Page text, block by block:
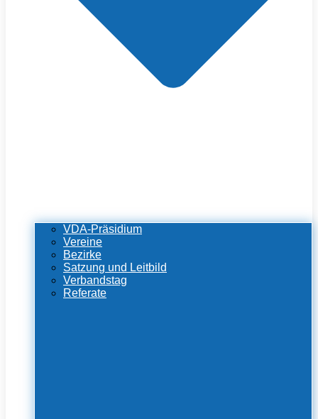
VDA-Präsidium
Vereine
Bezirke
Satzung und Leitbild
Verbandstag
Referate